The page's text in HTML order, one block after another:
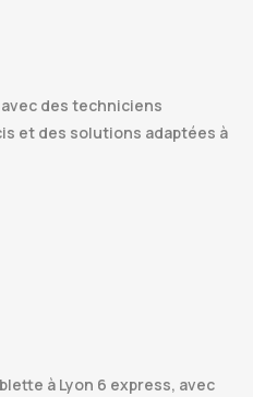
des techniciens
et des solutions adaptées à
à Lyon 6 express, avec